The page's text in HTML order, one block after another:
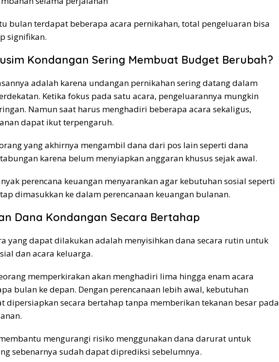
bulan terdapat beberapa acara pernikahan, total pengeluaran bisa
signifikan.
Kondangan Sering Membuat Budget Berubah?
adalah karena undangan pernikahan sering datang dalam
Ketika fokus pada satu acara, pengeluarannya mungkin
Namun saat harus menghadiri beberapa acara sekaligus,
dapat ikut terpengaruh.
yang akhirnya mengambil dana dari pos lain seperti dana
karena belum menyiapkan anggaran khusus sejak awal.
perencana keuangan menyarankan agar kebutuhan sosial seperti
dimasukkan ke dalam perencanaan keuangan bulanan.
Dana Kondangan Secara Bertahap
yang dapat dilakukan adalah menyisihkan dana secara rutin untuk
dan acara keluarga.
memperkirakan akan menghadiri lima hingga enam acara
bulan ke depan. Dengan perencanaan lebih awal, kebutuhan
dipersiapkan secara bertahap tanpa memberikan tekanan besar pada
mengurangi risiko menggunakan dana darurat untuk
sebenarnya sudah dapat diprediksi sebelumnya.